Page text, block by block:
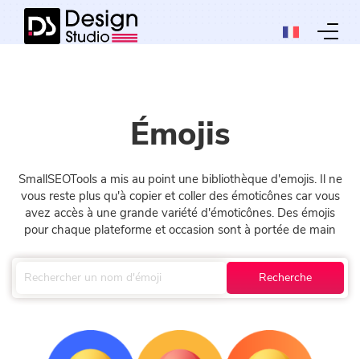
Émojis
SmallSEOTools a mis au point une bibliothèque d'emojis. Il ne
vous reste plus qu'à copier et coller des émoticônes car vous
avez accès à une grande variété d'émoticônes. Des émojis
pour chaque plateforme et occasion sont à portée de main